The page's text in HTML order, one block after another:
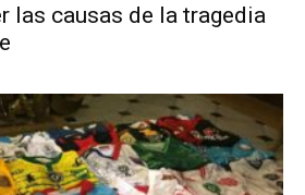
las causas de la tragedia